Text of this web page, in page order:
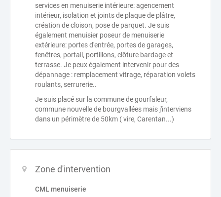
services en menuiserie intérieure: agencement
intérieur, isolation et joints de plaque de plâtre,
création de cloison, pose de parquet. Je suis
également menuisier poseur de menuiserie
extérieure: portes d'entrée, portes de garages,
fenêtres, portail, portillons, clôture bardage et
terrasse. Je peux également intervenir pour des
dépannage : remplacement vitrage, réparation volets
roulants, serrurerie..
Je suis placé sur la commune de gourfaleur,
commune nouvelle de bourgvallées mais j'interviens
dans un périmètre de 50km ( vire, Carentan...)
Zone d'intervention
CML menuiserie